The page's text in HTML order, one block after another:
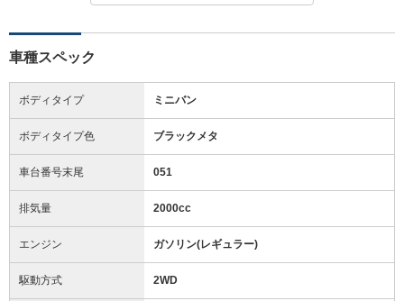
車種スペック
ボディタイプ ミニバン
ボディタイプ色 ブラックメタ
車台番号末尾 051
排気量 2000cc
エンジン ガソリン(レギュラー)
駆動方式 2WD